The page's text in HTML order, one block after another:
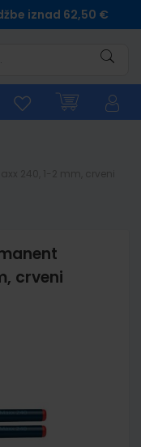
iznad 62,50 €
crveni